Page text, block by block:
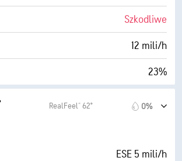
10 mili
30000 stopy
Szkodliwe
12 mili/h
23%
Index™
0%
RealFeel® 62° 0%
ESE 5 mili/h